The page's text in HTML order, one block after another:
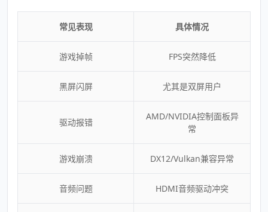
常见表现 具体情况
游戏掉帧 FPS突然降低
黑屏闪屏 尤其是双屏用户
驱动报错
AMD/NVIDIA控制面板异
常
游戏崩溃 DX12/Vulkan兼容异常
音频问题 HDMI音频驱动冲突